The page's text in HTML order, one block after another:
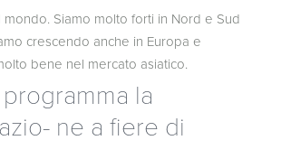
mondo. Siamo molto forti in Nord e Sud
crescendo anche in Europa e
bene nel mercato asiatico.
la
ne a fiere di